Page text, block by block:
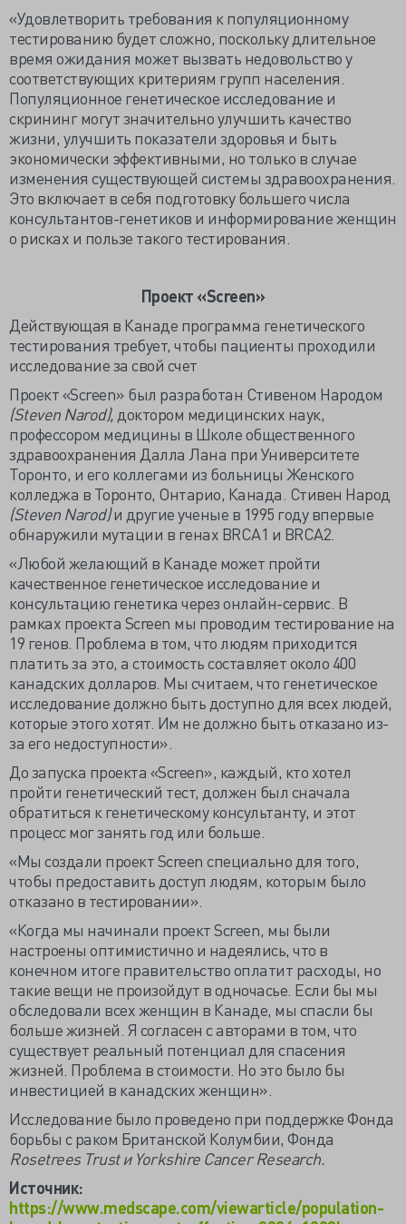
«Удовлетворить требования к популяционному
тестированию будет сложно, поскольку длительное
время ожидания может вызвать недовольство у
соответствующих критериям групп населения.
Популяционное генетическое исследование и
скрининг могут значительно улучшить качество
жизни, улучшить показатели здоровья и быть
экономически эффективными, но только в случае
изменения существующей системы здравоохранения.
Это включает в себя подготовку большего числа
консультантов-генетиков и информирование женщин
о рисках и пользе такого тестирования.
Проект «Screen»
Действующая в Канаде программа генетического
тестирования требует, чтобы пациенты проходили
исследование за свой счет
Проект «Screen» был разработан Стивеном Народом
(Steven Narod), доктором медицинских наук,
профессором медицины в Школе общественного
здравоохранения Далла Лана при Университете
Торонто, и его коллегами из больницы Женского
колледжа в Торонто, Онтарио, Канада. Стивен Народ
(Steven Narod)и другие ученые в 1995 году впервые
обнаружили мутации в генах BRCA1 и BRCA2.
«Любой желающий в Канаде может пройти
качественное генетическое исследование и
консультацию генетика через онлайн-сервис. В
рамках проекта Screen мы проводим тестирование на
19 генов. Проблема в том, что людям приходится
платить за это, а стоимость составляет около 400
канадских долларов. Мы считаем, что генетическое
исследование должно быть доступно для всех людей,
которые этого хотят. Им не должно быть отказано из-
за его недоступности».
До запуска проекта «Screen», каждый, кто хотел
пройти генетический тест, должен был сначала
обратиться к генетическому консультанту, и этот
процесс мог занять год или больше.
«Мы создали проект Screen специально для того,
чтобы предоставить доступ людям, которым было
отказано в тестировании».
«Когда мы начинали проект Screen, мы были
настроены оптимистично и надеялись, что в
конечном итоге правительство оплатит расходы, но
такие вещи не произойдут в одночасье. Если бы мы
обследовали всех женщин в Канаде, мы спасли бы
больше жизней. Я согласен с авторами в том, что
существует реальный потенциал для спасения
жизней. Проблема в стоимости. Но это было бы
инвестицией в канадских женщин».
Исследование было проведено при поддержке Фонда
борьбы с раком Британской Колумбии, Фонда
Rosetrees Trust и Yorkshire Cancer Research.
Источник:
https://www.medscape.com/viewarticle/population-